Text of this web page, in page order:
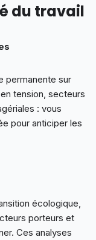
du travail
permanente sur
tension, secteurs
: vous
pour anticiper les
écologique,
porteurs et
Ces analyses